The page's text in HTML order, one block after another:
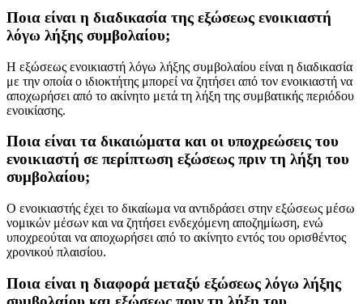
Ποια είναι η διαδικασία της εξώσεως ενοικιαστή
λόγω λήξης συμβολαίου;
Η εξώσεως ενοικιαστή λόγω λήξης συμβολαίου είναι η διαδικασία
με την οποία ο ιδιοκτήτης μπορεί να ζητήσει από τον ενοικιαστή να
αποχωρήσει από το ακίνητο μετά τη λήξη της συμβατικής περιόδου
ενοικίασης.
Ποια είναι τα δικαιώματα και οι υποχρεώσεις του
ενοικιαστή σε περίπτωση εξώσεως πριν τη λήξη του
συμβολαίου;
Ο ενοικιαστής έχει το δικαίωμα να αντιδράσει στην εξώσεως μέσω
νομικών μέσων και να ζητήσει ενδεχόμενη αποζημίωση, ενώ
υποχρεούται να αποχωρήσει από το ακίνητο εντός του ορισθέντος
χρονικού πλαισίου.
Ποια είναι η διαφορά μεταξύ εξώσεως λόγω λήξης